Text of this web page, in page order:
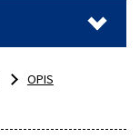
OPIS